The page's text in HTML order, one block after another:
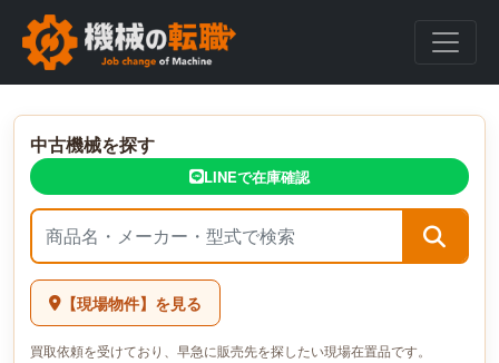
中古機械を探す
LINEで在庫確認
【現場物件】を見る
買取依頼を受けており、早急に販売先を探したい現場在置品です。